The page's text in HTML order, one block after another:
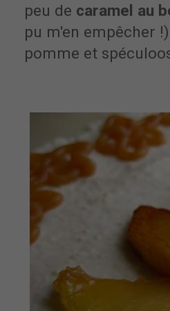
peu de caramel au
pu m'en empêcher
pomme et